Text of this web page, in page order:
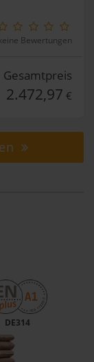
Bewertungen
Gesamtpreis
2.472,97 €
DE314